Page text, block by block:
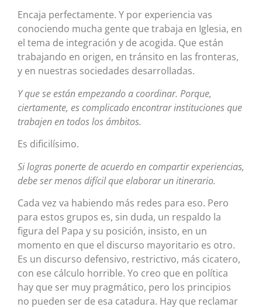
Encaja perfectamente. Y por experiencia vas
conociendo mucha gente que trabaja en Iglesia, en
el tema de integración y de acogida. Que están
trabajando en origen, en tránsito en las fronteras,
y en nuestras sociedades desarrolladas.
Y que se están empezando a coordinar. Porque,
ciertamente, es complicado encontrar instituciones que
trabajen en todos los ámbitos.
Es dificilísimo.
Si logras ponerte de acuerdo en compartir experiencias,
debe ser menos difícil que elaborar un itinerario.
Cada vez va habiendo más redes para eso. Pero
para estos grupos es, sin duda, un respaldo la
figura del Papa y su posición, insisto, en un
momento en que el discurso mayoritario es otro.
Es un discurso defensivo, restrictivo, más cicatero,
con ese cálculo horrible. Yo creo que en política
hay que ser muy pragmático, pero los principios
no pueden ser de esa catadura. Hay que reclamar